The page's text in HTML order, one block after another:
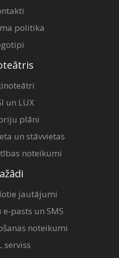
politika
un LUX
plāni
un stāvvietas
noteikumi
jautājumi
pasts un SMS
noteikumi
serviss